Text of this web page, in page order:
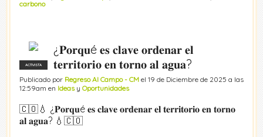
carbono
ACTIVISTA
¿𝐏𝐨𝐫𝐪𝐮é 𝐞𝐬 𝐜𝐥𝐚𝐯𝐞 𝐨𝐫𝐝𝐞𝐧𝐚𝐫 𝐞𝐥
𝐭𝐞𝐫𝐫𝐢𝐭𝐨𝐫𝐢𝐨 𝐞𝐧 𝐭𝐨𝐫𝐧𝐨 𝐚𝐥 𝐚𝐠𝐮𝐚?
Publicado por Regreso Al Campo - CM el 19 de Diciembre de 2025 a las
12:59am en Ideasy Oportunidades
🇨🇴💧 ¿𝐏𝐨𝐫𝐪𝐮é 𝐞𝐬 𝐜𝐥𝐚𝐯𝐞 𝐨𝐫𝐝𝐞𝐧𝐚𝐫 𝐞𝐥 𝐭𝐞𝐫𝐫𝐢𝐭𝐨𝐫𝐢𝐨 𝐞𝐧 𝐭𝐨𝐫𝐧𝐨
𝐚𝐥 𝐚𝐠𝐮𝐚? 💧🇨🇴